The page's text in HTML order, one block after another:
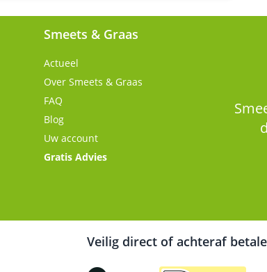
Smeets & Graas
Actueel
Over Smeets & Graas
FAQ
Blog
Uw account
Gratis Advies
Veilig direct of achteraf